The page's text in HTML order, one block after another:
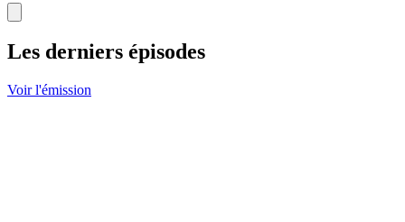
Les derniers épisodes
Voir l'émission